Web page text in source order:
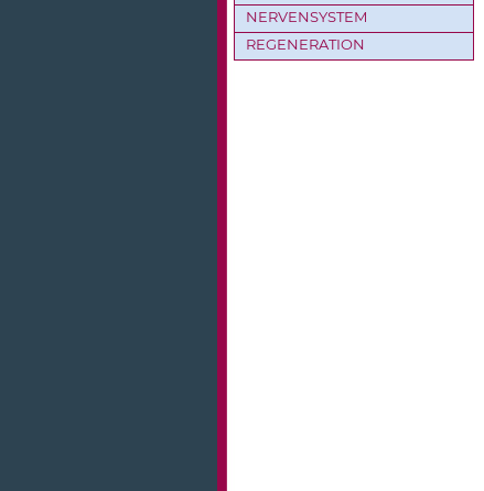
NERVENSYSTEM
REGENERATION